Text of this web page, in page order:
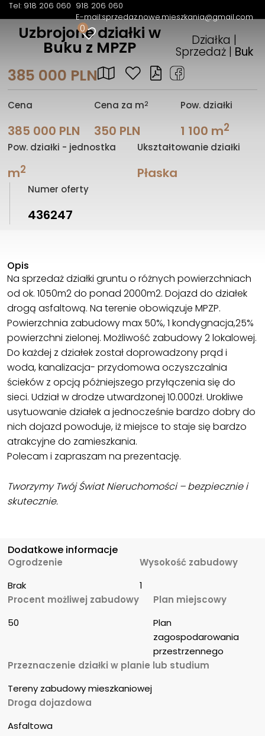
Tel: 918 206 060 918 206 060
E-mail:sprzedaz.nowe.mieszkania@gmail.com
0
Uzbrojone działki w
Buku z MPZP Działka |
Sprzedaż | Buk
385 000 PLN
Cena
385 000 PLN
Cena za m2
350 PLN
Pow. działki
1 100 m2
Pow. działki - jednostka
m2
Ukształtowanie działki
Płaska
Numer oferty
436247
Opis
Na sprzedaż działki gruntu o różnych powierzchniach
od ok. 1050m2 do ponad 2000m2. Dojazd do działek
drogą asfaltową. Na terenie obowiązuje MPZP.
Powierzchnia zabudowy max 50%, 1 kondygnacja,25%
powierzchni zielonej. Możliwość zabudowy 2 lokalowej.
Do każdej z działek został doprowadzony prąd i
woda, kanalizacja- przydomowa oczyszczalnia
ścieków z opcją póżniejszego przyłączenia się do
sieci. Udział w drodze utwardzonej 10.000zł. Urokliwe
usytuowanie działek a jednocześnie bardzo dobry do
nich dojazd powoduje, iż miejsce to staje się bardzo
atrakcyjne do zamieszkania.
Polecam i zapraszam na prezentację.
Tworzymy Twój Świat Nieruchomości – bezpiecznie i
skutecznie.
Dodatkowe informacje
Ogrodzenie
Brak
Wysokość zabudowy
1
Procent możliwej zabudowy
50
Plan miejscowy
Plan
zagospodarowania
przestrzennego
Przeznaczenie działki w planie lub studium
Tereny zabudowy mieszkaniowej
Droga dojazdowa
Asfaltowa